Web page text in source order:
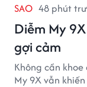
SAO 48 phút
Diễm My
gợi cảm
Không cần
My 9X vẫn